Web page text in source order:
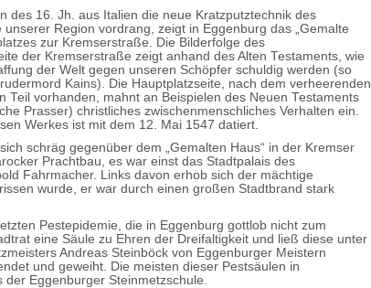
des 16. Jh. aus Italien die neue Kratzputztechnik des
unserer Region vordrang, zeigt in Eggenburg das „Gemalte
zur Kremserstraße. Die Bilderfolge des
der Kremserstraße zeigt anhand des Alten Testaments, wie
der Welt gegen unseren Schöpfer schuldig werden (so
Kains). Die Hauptplatzseite, nach dem verheerenden
Teil vorhanden, mahnt an Beispielen des Neuen Testaments
Prasser) christliches zwischenmenschliches Verhalten ein.
Werkes ist mit dem 12. Mai 1547 datiert.
schräg gegenüber dem „Gemalten Haus“ in der Kremser
Prachtbau, es war einst das Stadtpalais des
Fahrmacher. Links davon erhob sich der mächtige
wurde, er war durch einen großen Stadtbrand stark
Pestepidemie, die in Eggenburg gottlob nicht zum
eine Säule zu Ehren der Dreifaltigkeit und ließ diese unter
Andreas Steinböck von Eggenburger Meistern
und geweiht. Die meisten dieser Pestsäulen in
Eggenburger Steinmetzschule.